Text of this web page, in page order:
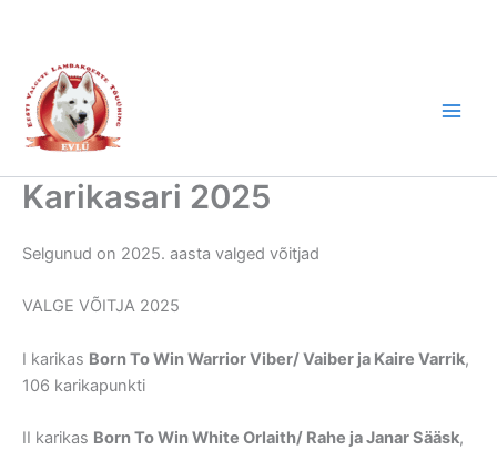
content
Karikasari 2025
Selgunud on 2025. aasta valged võitjad
VALGE VÕITJA 2025
I karikas Born To Win Warrior Viber/ Vaiber ja Kaire Varrik,
106 karikapunkti
II karikas Born To Win White Orlaith/ Rahe ja Janar Sääsk,